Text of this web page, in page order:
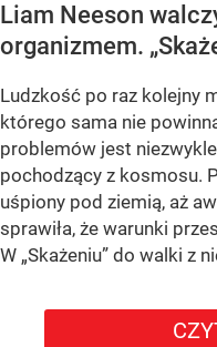
Liam Neeson
organizmem.
Ludzkość po raz kolejny
którego sama nie
problemów jest
pochodzący z kosmosu.
uśpiony pod ziemią, aż
sprawiła, że warunki
W „Skażeniu” do walki z